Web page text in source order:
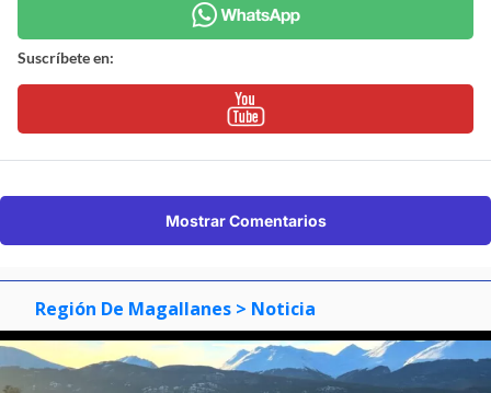
Suscríbete en:
Mostrar Comentarios
Región De Magallanes > Noticia